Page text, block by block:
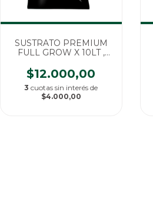
SUSTRATO PREMIUM
FULL GROW X 10LT ,
$12.000,00
3 cuotas sin interés de
$4.000,00